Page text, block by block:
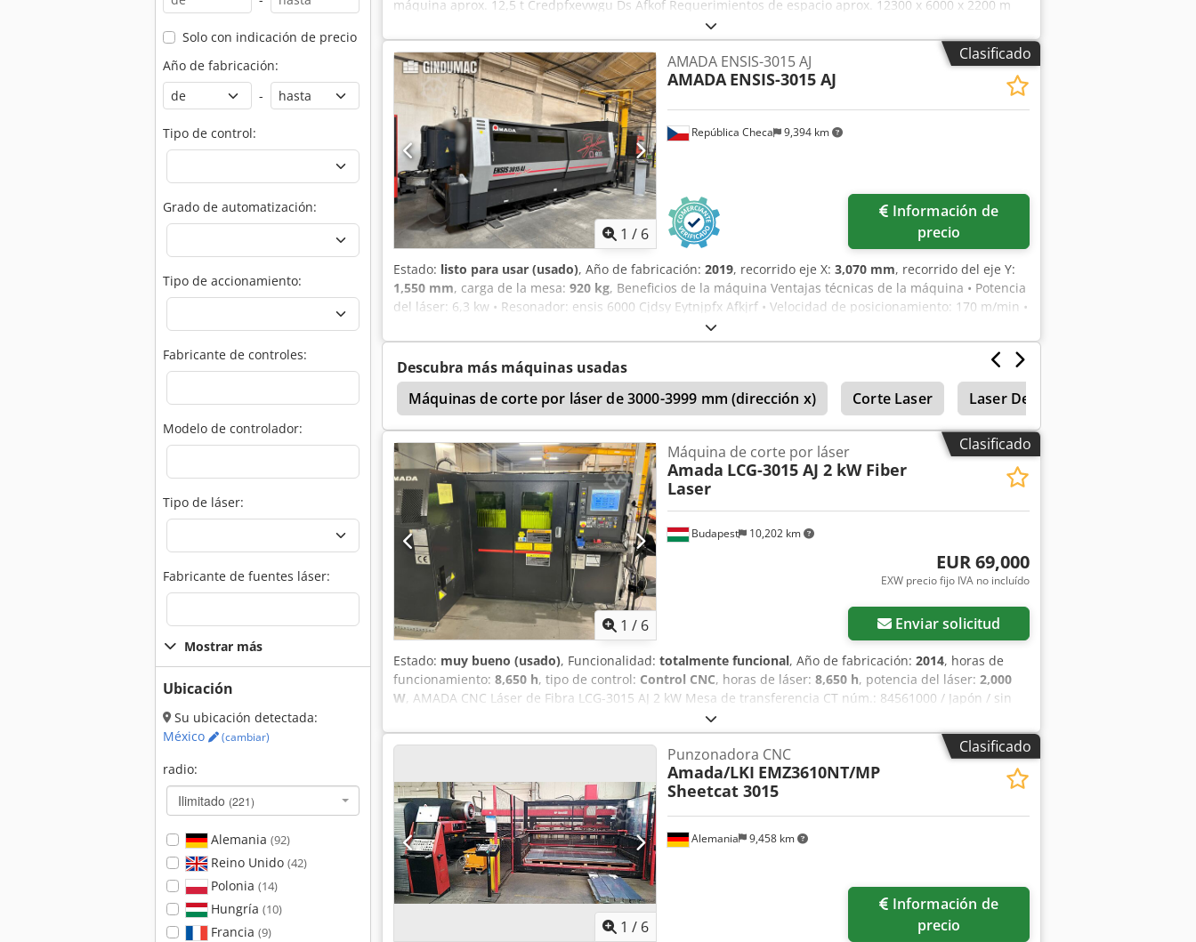
Solo con indicación de precio
Año de fabricación:
-
Tipo de control:
Grado de automatización:
Tipo de accionamiento:
Fabricante de controles:
Modelo de controlador:
Tipo de láser:
Fabricante de fuentes láser:
Mostrar más
Ubicación
Su ubicación detectada:
México
(cambiar)
radio:
Ilimitado (221)
Alemania (92)
Reino Unido (42)
Polonia (14)
Hungría (10)
Francia (9)
máquina aprox. 12,5 t Credpfxevwgu Ds Afkof Requerimientos de espacio aprox. 12300 x 6000 x 2200 m
Modelo: Amada LCG3015 3,5kw Resonador láser: AF3500i-C Cambiador de palets: LST 3015 Serie G Ejes
controlados: ejes X, Y, Z (tres ejes controlados simultáneamente) Recorrido del eje: 3070 x 1550 x 100 mm
(eje Z) Espesor máximo del material Acero estructural de 20 mm Acero inoxidable de 10 mm Aluminio de 8
mm (A5052) Dimensiones máximas de procesamiento: 3070 mm x 1550 mm Velocidad máxima de
alimentación simultánea: X/Y, 170 m/min Precisión de posicionamiento: +/- 0,01 mm Masa máxima del
material: 920 kg Potencia nominal: 3500W Altura de la superficie de trabajo: 840 mm Ancho de la máquina
2840mm Altura de la máquina 2166 mm Peso de la máquina 8.200 kg
Clasificado
1 / 6
República Checa 9,394 km
AMADA ENSIS-3015 AJ
AMADA ENSIS-3015 AJ
precio
Estado: listo para usar (usado), Año de fabricación: 2019, recorrido eje X: 3,070 mm, recorrido del eje Y:
1,550 mm, carga de la mesa: 920 kg, Beneficios de la máquina Ventajas técnicas de la máquina • Potencia
del láser: 6,3 kw • Resonador: ensis 6000 Cjdsy Eytnjpfx Afkjrf • Velocidad de posicionamiento: 170 m/min •
Tiempo de funcionamiento 19588 / tiempo de corte 10631h Más información Máquina aún en marcha
Descubra más máquinas usadas
Máquinas de corte por láser de 3000-3999 mm (dirección x)
Corte Laser Laser De Corte
Corte Laser Laser De Corte
Clasificado
1 / 6
Budapest 10,202 km
Máquina de corte por láser
Amada LCG-3015 AJ 2 kW Fiber
Laser
EUR 69,000
EXW precio fijo IVA no incluído
Enviar solicitud
Estado: muy bueno (usado), Funcionalidad: totalmente funcional, Año de fabricación: 2014, horas de
funcionamiento: 8,650 h, tipo de control: Control CNC, horas de láser: 8,650 h, potencia del láser: 2,000
W, AMADA CNC Láser de Fibra LCG-3015 AJ 2 kW Mesa de transferencia CT núm.: 84561000 / Japón / sin
origen preferencial Controlador multimedia AMNC Potencia láser de 2000 vatios Láser de fibra AJ
Principio: óptica voladora 3 ejes de transmisión directa (X/Y/Z) función de inyección de aceite Incluye
cabezal de corte con sensor Incluye sistema de cambio rápido de lentes Incluye lentes de corte 150, 190,
190 AX mm Incluye control de gas NC Incluye control de enfoque NC Incluye corte limpio, corte a alta
presión Incluye función de corte de aluminio Incluye sistema de purga de aire Incluye seguridad
conforme a CE Incluye mesa de transbordo PCLCG3015 Año de fabricación 04/2014 Credpfxeycf N Is Afkjf
Clasificado
1 / 6
Alemania 9,458 km
Punzonadora CNC
Amada/LKI EMZ3610NT/MP
Sheetcat 3015
precio